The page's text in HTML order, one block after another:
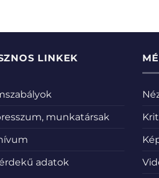
LINKEK
munkatársak
adatok